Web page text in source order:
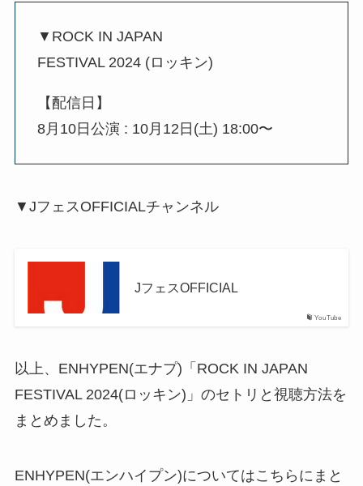
▼ROCK IN JAPAN
FESTIVAL 2024 (ロッキン)
【配信日】
8月10日公演 : 10月12日(土) 18:00〜
▼JフェスOFFICIALチャンネル
YouTube
JフェスOFFICIAL
以上、ENHYPEN(エナプ)「ROCK IN JAPAN
FESTIVAL 2024(ロッキン)」のセトリと視聴方法を
まとめました。
ENHYPEN(エンハイプン)についてはこちらにまと